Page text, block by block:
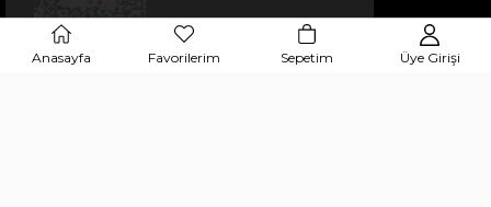
Anasayfa Favorilerim Sepetim Üye Girişi